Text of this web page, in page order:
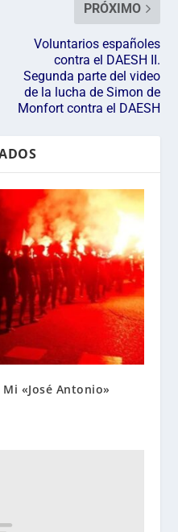
PRÓXIMO
Voluntarios españoles
contra el DAESH II.
Segunda parte del video
de la lucha de Simon de
Monfort contra el DAESH
«José Antonio»